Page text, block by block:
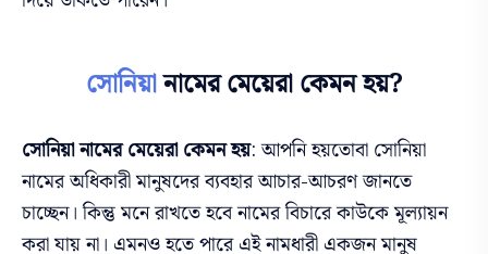
সোনিয়ানামের মেয়েরা কেমন হয়?
সোনিয়া নামের মেয়েরা কেমন হয়:আপনি হয়তোবা সোনিয়া
নামের অধিকারী মানুষদের ব্যবহার আচার-আচরণ জানতে
চাচ্ছেন। কিন্তু মনে রাখতে হবে নামের বিচারে কাউকে মূল্যায়ন
করা যায় না। এমনও হতে পারে এই নামধারী একজন মানুষ